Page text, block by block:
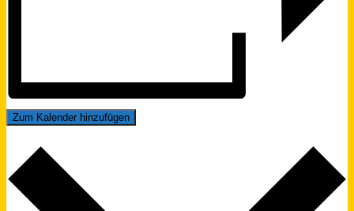
Zum Kalender hinzufügen